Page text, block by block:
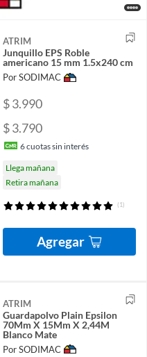
ATRIM
Junquillo EPS Roble
americano 15 mm 1.5x240 cm
Por SODIMAC
$ 3.990
$ 3.790
6cuotas sin interés
Llega mañana
Retira mañana
(1)
Agregar
ATRIM
Guardapolvo Plain Epsilon
70Mm X 15Mm X 2,44M
Blanco Mate
Por SODIMAC